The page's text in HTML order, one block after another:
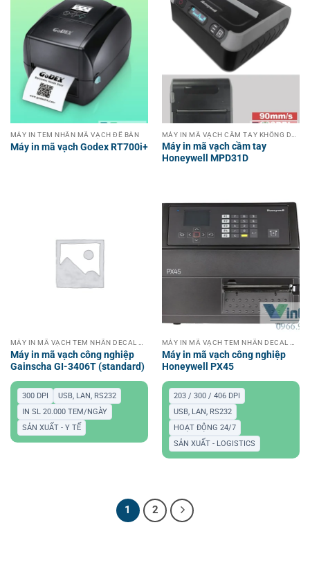
MÁY IN TEM NHÃN MÃ VẠCH ĐỂ BÀN
Máy in mã vạch Godex RT700i+
Máy in mã vạch cầm tay
Honeywell MPD31D
Máy in mã vạch công nghiệp
Gainscha GI-3406T (standard)
300 DPI
USB, LAN, RS232
IN SL 20.000 TEM/NGÀY
SẢN XUẤT - Y TẾ
Máy in mã vạch công nghiệp
Honeywell PX45
203 / 300 / 406 DPI
USB, LAN, RS232
HOẠT ĐỘNG 24/7
SẢN XUẤT - LOGISTICS
1 2